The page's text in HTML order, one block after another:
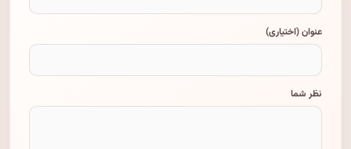
عنوان (اختیاری)
نظر شما